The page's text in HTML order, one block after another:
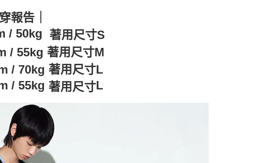
報告｜
/ 50kg 著用尺寸S
/ 55kg 著用尺寸M
/ 70kg 著用尺寸L
/ 55kg 著用尺寸L